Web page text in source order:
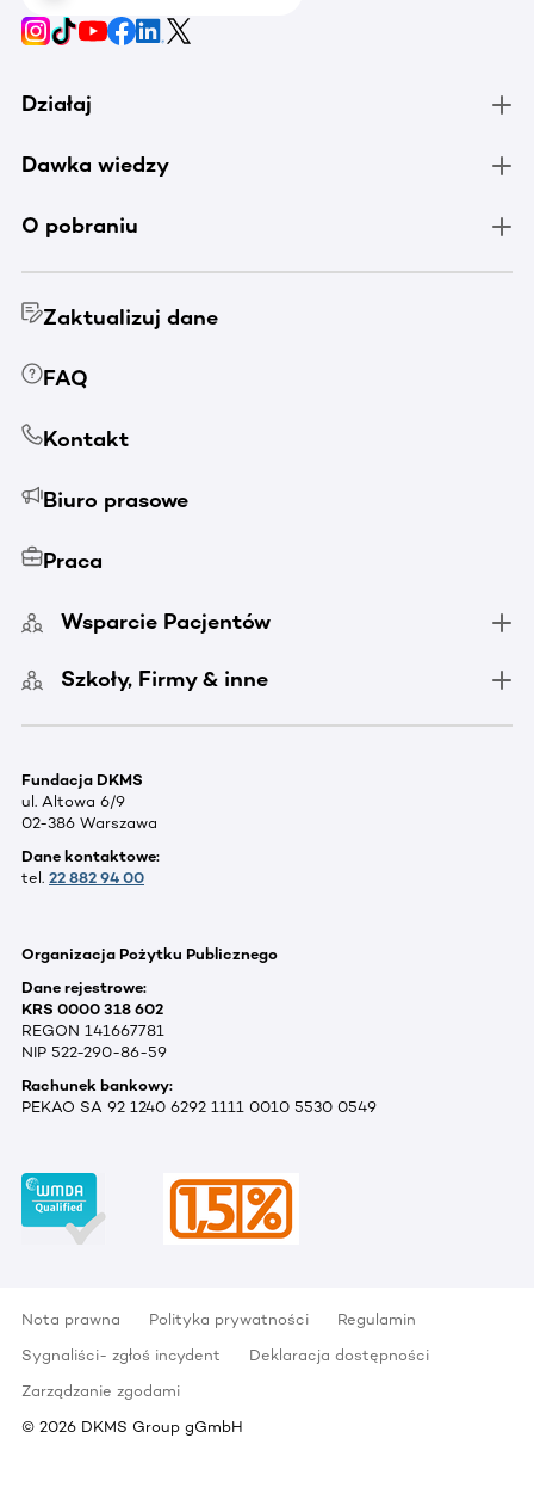
Działaj
Dawka wiedzy
O pobraniu
Zaktualizuj dane
FAQ
Kontakt
Biuro prasowe
Praca
Wsparcie Pacjentów
Szkoły, Firmy & inne
Fundacja DKMS
ul. Altowa 6/9
02-386 Warszawa
Dane kontaktowe:
tel. 22 882 94 00
Organizacja Pożytku Publicznego
Dane rejestrowe:
KRS 0000 318 602
REGON 141667781
NIP 522-290-86-59
Rachunek bankowy:
PEKAO SA 92 1240 6292 1111 0010 5530 0549
Nota prawna Polityka prywatności
Regulamin
Sygnaliści- zgłoś incydent
Deklaracja dostępności
Zarządzanie zgodami
© 2026 DKMS Group gGmbH